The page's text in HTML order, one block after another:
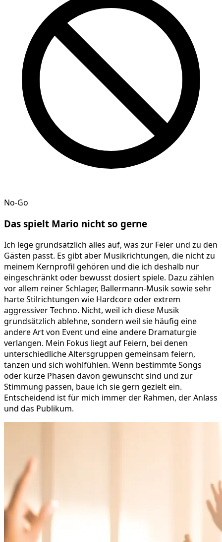
No-Go
Das spielt Mario nicht so gerne
Ich lege grundsätzlich alles auf, was zur Feier und zu den
Gästen passt. Es gibt aber Musikrichtungen, die nicht zu
meinem Kernprofil gehören und die ich deshalb nur
eingeschränkt oder bewusst dosiert spiele. Dazu zählen
vor allem reiner Schlager, Ballermann-Musik sowie sehr
harte Stilrichtungen wie Hardcore oder extrem
aggressiver Techno. Nicht, weil ich diese Musik
grundsätzlich ablehne, sondern weil sie häufig eine
andere Art von Event und eine andere Dramaturgie
verlangen. Mein Fokus liegt auf Feiern, bei denen
unterschiedliche Altersgruppen gemeinsam feiern,
tanzen und sich wohlfühlen. Wenn bestimmte Songs
oder kurze Phasen davon gewünscht sind und zur
Stimmung passen, baue ich sie gern gezielt ein.
Entscheidend ist für mich immer der Rahmen, der Anlass
und das Publikum.